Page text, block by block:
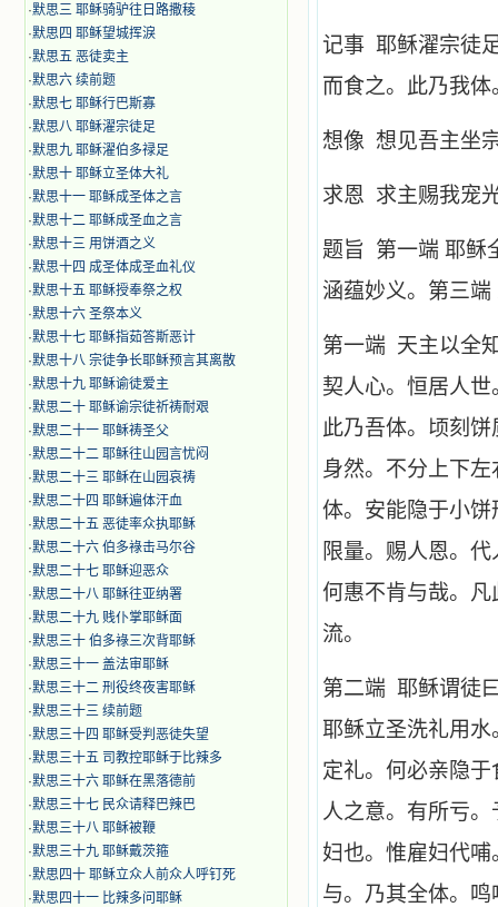
·默思三 耶稣骑驴往日路撒稜
·默思四 耶稣望城挥淚
·默思五 恶徒卖主
·默思六 续前题
·默思七 耶稣行巴斯寡
·默思八 耶稣濯宗徒足
·默思九 耶稣濯伯多禄足
·默思十 耶稣立圣体大礼
·默思十一 耶稣成圣体之言
·默思十二 耶稣成圣血之言
·默思十三 用饼酒之义
·默思十四 成圣体成圣血礼仪
·默思十五 耶稣授奉祭之权
·默思十六 圣祭本义
·默思十七 耶稣指茹答斯恶计
·默思十八 宗徒争长耶稣预言其离散
·默思十九 耶稣谕徒爱主
·默思二十 耶稣谕宗徒祈祷耐艰
·默思二十一 耶稣祷圣父
·默思二十二 耶稣往山园言忧闷
·默思二十三 耶稣在山园哀祷
·默思二十四 耶稣遍体汗血
·默思二十五 恶徒率众执耶稣
·默思二十六 伯多祿击马尔谷
·默思二十七 耶稣迎恶众
·默思二十八 耶稣往亚纳署
·默思二十九 贱仆掌耶稣面
·默思三十 伯多祿三次背耶稣
·默思三十一 盖法审耶稣
·默思三十二 刑役终夜害耶稣
·默思三十三 续前题
·默思三十四 耶稣受判恶徒失望
·默思三十五 司教控耶稣于比辣多
·默思三十六 耶稣在黑落德前
·默思三十七 民众请释巴辣巴
·默思三十八 耶稣被鞭
·默思三十九 耶稣戴茨箍
·默思四十 耶稣立众人前众人呼钉死
·默思四十一 比辣多问耶稣
记事 耶稣濯宗徒
而食之。此乃我
想像 想见吾主坐
求恩 求主赐我宠
题旨 第一端 耶稣
涵蕴妙义。第三
第一端 天主以全
契人心。恒居人
此乃吾体。顷刻
身然。不分上下
体。安能隐于小
限量。赐人恩。
何惠不肯与哉。
流。
第二端 耶稣谓徒
耶稣立圣洗礼用
定礼。何必亲隐
人之意。有所亏
妇也。惟雇妇代
与。乃其全体。